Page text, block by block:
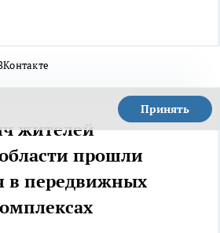
Принять
жителей
прошли
в передвижных